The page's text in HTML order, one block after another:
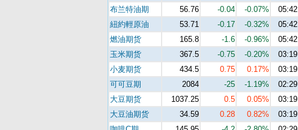
布兰特油期
56.76 -0.04 -0.07%
05:42
紐約輕原油
53.71 -0.17 -0.32%
05:42
燃油期货
165.8 -1.6 -0.96%
05:42
玉米期货
367.5 -0.75 -0.20%
03:19
小麦期货
434.5 0.75 0.17%
03:19
可可豆期
2084 -25 -1.19%
02:29
大豆期货
1037.25 0.5 0.05%
03:19
大豆油期货
34.59 0.28 0.82%
03:19